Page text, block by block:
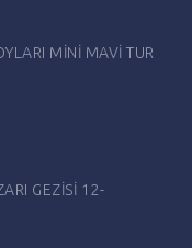
MİNİ MAVİ TUR
GEZİSİ 12-